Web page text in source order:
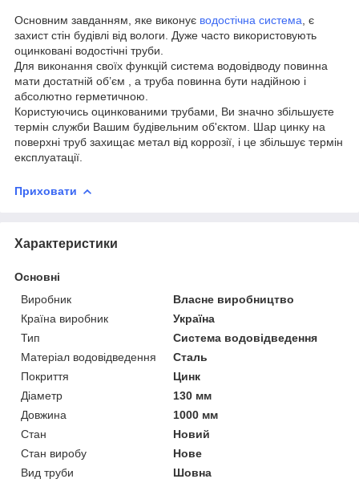
Основним завданням, яке виконує водостічна система , є
захист стін будівлі від вологи. Дуже часто використовують
оцинковані водостічні труби.
Для виконання своїх функцій система водовідводу повинна
мати достатній об’єм , а труба повинна бути надійною і
абсолютно герметичною.
Користуючись оцинкованими трубами, Ви значно збільшуєте
термін служби Вашим будівельним об'єктом. Шар цинку на
поверхні труб захищає метал від коррозії, і це збільшує термін
експлуатації.
Приховати
Характеристики
Основні
Виробник
Власне виробництво
Країна виробник
Україна
Тип
Система водовідведення
Матеріал водовідведення
Сталь
Покриття
Цинк
Діаметр
130 мм
Довжина
1000 мм
Стан
Новий
Стан виробу
Нове
Вид труби
Шовна